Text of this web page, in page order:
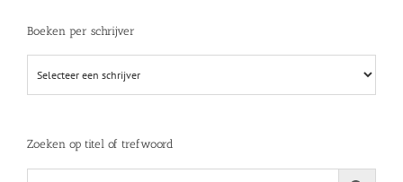
Boeken per schrijver
Zoeken op titel of trefwoord